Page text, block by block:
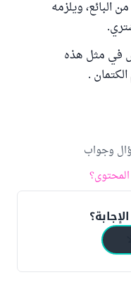
ويلزمه
في مثل هذه
.
وجواب